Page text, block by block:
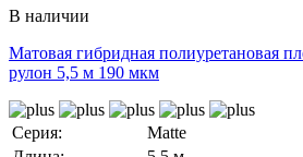
В наличии
Матовая гибридная полиуретановая
рулон 5,5 м 190 мкм
Серия:
Matte